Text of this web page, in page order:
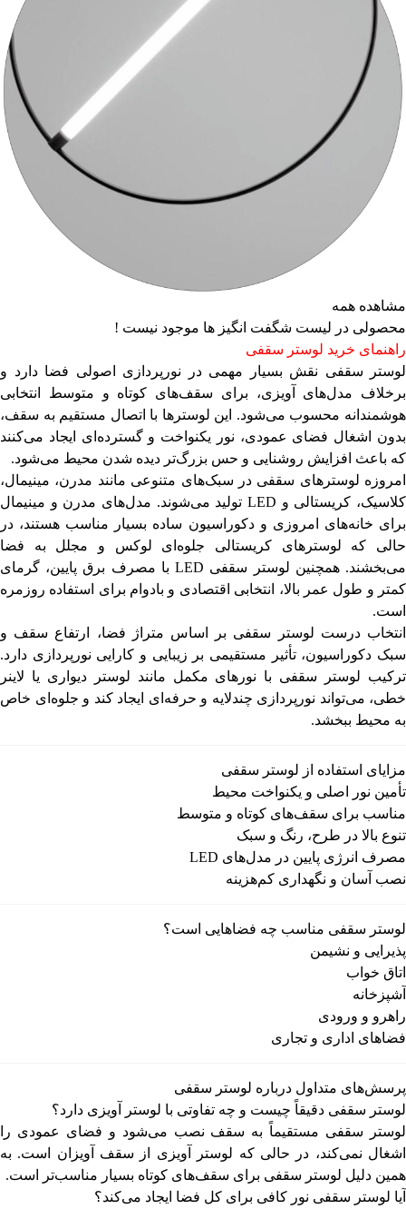
مشاهده همه
محصولی در لیست شگفت انگیز ها موجود نیست !
راهنمای خرید لوستر سقفی
لوستر سقفی نقش بسیار مهمی در نورپردازی اصولی فضا دارد و
برخلاف مدل‌های آویزی، برای سقف‌های کوتاه و متوسط انتخابی
هوشمندانه محسوب می‌شود. این لوسترها با اتصال مستقیم به سقف،
بدون اشغال فضای عمودی، نور یکنواخت و گسترده‌ای ایجاد می‌کنند
که باعث افزایش روشنایی و حس بزرگ‌تر دیده شدن محیط می‌شود.
امروزه لوسترهای سقفی در سبک‌های متنوعی مانند مدرن، مینیمال،
کلاسیک، کریستالی و LED تولید می‌شوند. مدل‌های مدرن و مینیمال
برای خانه‌های امروزی و دکوراسیون ساده بسیار مناسب هستند، در
حالی که لوسترهای کریستالی جلوه‌ای لوکس و مجلل به فضا
می‌بخشند. همچنین لوستر سقفی LED با مصرف برق پایین، گرمای
کمتر و طول عمر بالا، انتخابی اقتصادی و بادوام برای استفاده روزمره
است.
انتخاب درست لوستر سقفی بر اساس متراژ فضا، ارتفاع سقف و
سبک دکوراسیون، تأثیر مستقیمی بر زیبایی و کارایی نورپردازی دارد.
ترکیب لوستر سقفی با نورهای مکمل مانند لوستر دیواری یا لاینر
خطی، می‌تواند نورپردازی چندلایه و حرفه‌ای ایجاد کند و جلوه‌ای خاص
به محیط ببخشد.
مزایای استفاده از لوستر سقفی
تأمین نور اصلی و یکنواخت محیط
مناسب برای سقف‌های کوتاه و متوسط
تنوع بالا در طرح، رنگ و سبک
مصرف انرژی پایین در مدل‌های LED
نصب آسان و نگهداری کم‌هزینه
لوستر سقفی مناسب چه فضاهایی است؟
پذیرایی و نشیمن
اتاق خواب
آشپزخانه
راهرو و ورودی
فضاهای اداری و تجاری
پرسش‌های متداول درباره لوستر سقفی
لوستر سقفی دقیقاً چیست و چه تفاوتی با لوستر آویزی دارد؟
لوستر سقفی مستقیماً به سقف نصب می‌شود و فضای عمودی را
اشغال نمی‌کند، در حالی که لوستر آویزی از سقف آویزان است. به
همین دلیل لوستر سقفی برای سقف‌های کوتاه بسیار مناسب‌تر است.
آیا لوستر سقفی نور کافی برای کل فضا ایجاد می‌کند؟